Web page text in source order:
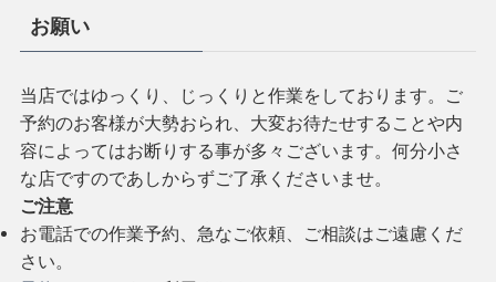
お願い
当店ではゆっくり、じっくりと作業をしております。ご
予約のお客様が大勢おられ、大変お待たせすることや内
容によってはお断りする事が多々ございます。何分小さ
な店ですのであしからずご了承くださいませ。
ご注意
お電話での作業予約、急なご依頼、ご相談はご遠慮くだ
さい。